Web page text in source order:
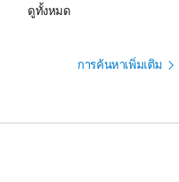
ดูทั้งหมด
การค้นหาเพิ่มเติม